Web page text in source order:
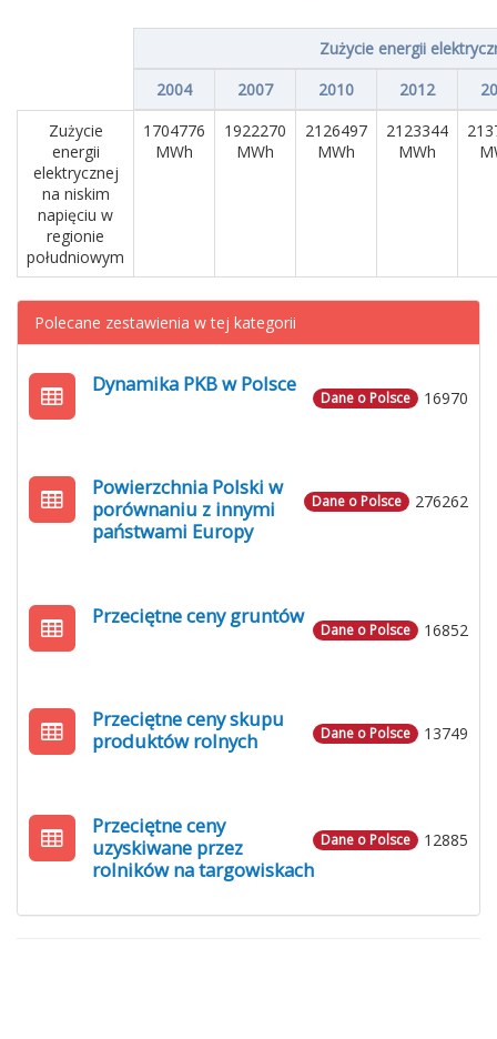
Zużycie energii
2004
2007 2010 2012
Zużycie
energii
elektrycznej
na niskim
napięciu w
regionie
południowym
1704776
MWh
1922270
MWh
2126497
MWh
2123344
MWh
Polecane zestawienia w tej kategorii
16970
Dane o Polsce
Dynamika PKB w Polsce
276262
Dane o Polsce
Powierzchnia Polski w
porównaniu z innymi
państwami Europy
16852
Dane o Polsce
Przeciętne ceny gruntów
13749
Dane o Polsce
Przeciętne ceny skupu
produktów rolnych
12885
Dane o Polsce
Przeciętne ceny
uzyskiwane przez
rolników na targowiskach